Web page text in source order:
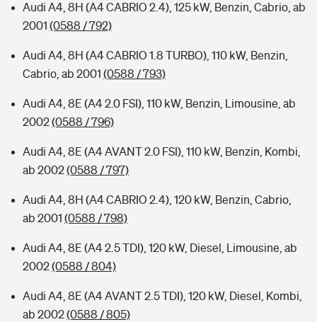
Audi A4, 8H (A4 CABRIO 2.4), 125 kW, Benzin, Cabrio, ab
2001 (0588 / 792)
Audi A4, 8H (A4 CABRIO 1.8 TURBO), 110 kW, Benzin,
Cabrio, ab 2001 (0588 / 793)
Audi A4, 8E (A4 2.0 FSI), 110 kW, Benzin, Limousine, ab
2002(0588 / 796)
Audi A4, 8E (A4 AVANT 2.0 FSI), 110 kW, Benzin, Kombi,
ab 2002(0588 / 797)
Audi A4, 8H (A4 CABRIO 2.4), 120 kW, Benzin, Cabrio,
ab 2001 (0588 / 798)
Audi A4, 8E (A4 2.5 TDI), 120 kW, Diesel, Limousine, ab
2002(0588 / 804)
Audi A4, 8E (A4 AVANT 2.5 TDI), 120 kW, Diesel, Kombi,
ab 2002(0588 / 805)